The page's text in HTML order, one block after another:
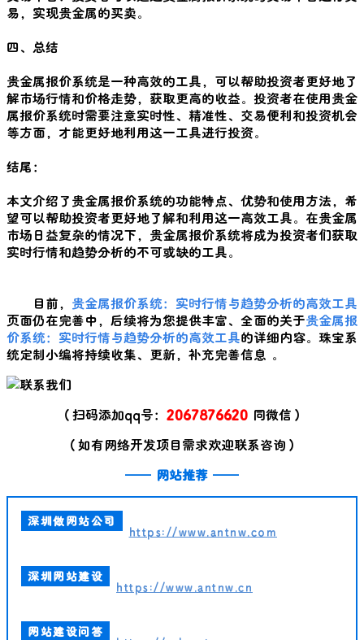
易，实现贵金属的买卖。
四、总结
贵金属报价系统是一种高效的工具，可以帮助投资者更好地了
解市场行情和价格走势，获取更高的收益。投资者在使用贵金
属报价系统时需要注意实时性、精准性、交易便利和投资机会
等方面，才能更好地利用这一工具进行投资。
结尾：
本文介绍了贵金属报价系统的功能特点、优势和使用方法，希
望可以帮助投资者更好地了解和利用这一高效工具。在贵金属
市场日益复杂的情况下，贵金属报价系统将成为投资者们获取
实时行情和趋势分析的不可或缺的工具。
目前， 贵金属报价系统：实时行情与趋势分析的高效工具
页面仍在完善中，后续将为您提供丰富、全面的关于贵金属报
价系统：实时行情与趋势分析的高效工具的详细内容。珠宝系
统定制小编将持续收集、更新，补充完善信息 。
（扫码添加qq号： 2067876620 同微信）
（如有网络开发项目需求欢迎联系咨询）
—— 网站推荐 ——
深圳做网站公司
https://www.antnw.com
深圳网站建设
https://www.antnw.cn
网站建设问答